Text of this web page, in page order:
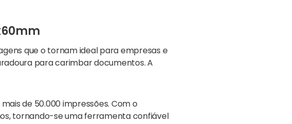
que o tornam ideal para empresas e
para carimbar documentos. A
de 50.000 impressões. Com o
tornando-se uma ferramenta confiável